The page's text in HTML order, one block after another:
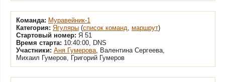
Команда: Муравейник-1
Категория: Ягуляры (список команд, маршрут)
Стартовый номер: Я 51
Время старта: 10:40:00, DNS
Участники: Аня Гумерова, Валентина Сергеева,
Михаил Гумеров, Григорий Гумеров